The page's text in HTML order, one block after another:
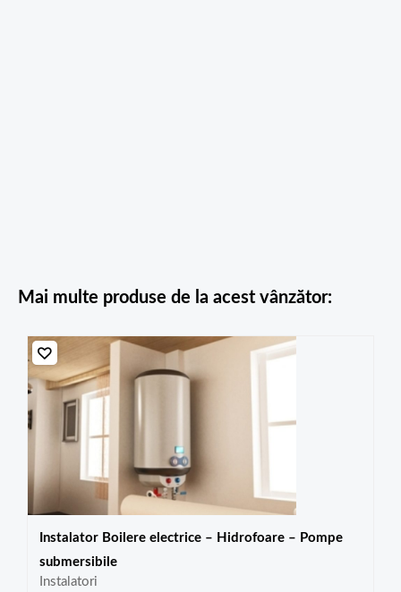
Mai multe produse de la acest vânzător:
Instalator Boilere electrice – Hidrofoare – Pompe
submersibile
Instalatori